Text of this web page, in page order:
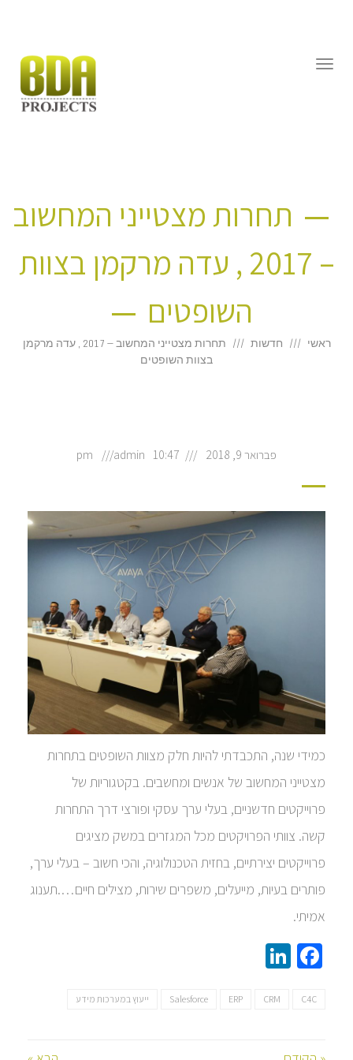
תפריט
תחרות מצטייני המחשוב
– 2017 , עדה מרקמן בצוות
השופטים
ראשי חדשות
תחרות מצטייני המחשוב – 2017 , עדה מרקמן
בצוות השופטים
פברואר 9, 2018 10:47 pm
admin
כמידי שנה, התכבדתי להיות חלק מצוות השופטים בתחרות
מצטייני המחשוב של אנשים ומחשבים. בקטגוריות של
פרוייקטים חדשניים, בעלי ערך עסקי ופורצי דרך התחרות
קשה. צוותי הפרויקטים מכל המגזרים במשק מציגים
פרוייקטים יצירתיים, בחזית הטכנולוגיה, והכי חשוב – בעלי ערך,
פותרים בעיות, מייעלים, משפרים שירות, מצילים חיים….תענוג
אמיתי.
Facebook
C4C
CRM
ERP
Salesforce ייעוץ במערכות מידע